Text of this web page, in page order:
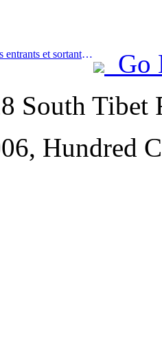
Prev:Le trafic de passagers entrants et sortants de l'aéroport de Shenzhen augmente pendant les vacances d'été, et de nombreuses compagnies aériennes étrangères augmentent leurs liaisons vers la Chine
Go
South Tibet
Hundred